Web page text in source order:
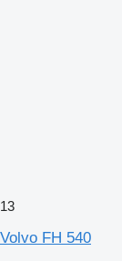
13
Volvo FH 540